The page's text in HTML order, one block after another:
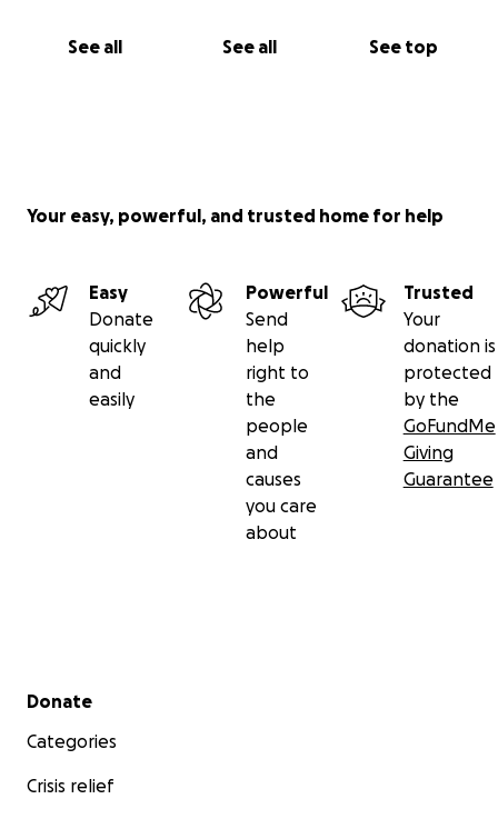
See all See all See top
Your easy, powerful, and trusted home for help
Easy
Donate
quickly
and
easily
Powerful
Send
help
right to
the
people
and
causes
you care
about
Trusted
Your
donation is
protected
by the
GoFundMe
Giving
Guarantee
Secondary menu
Donate
Categories
Crisis relief